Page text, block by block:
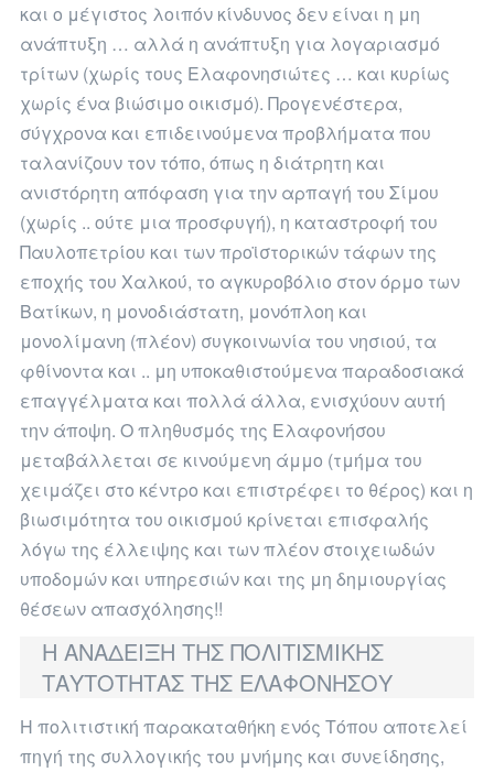
και ο μέγιστος λοιπόν κίνδυνος δεν είναι η μη
ανάπτυξη … αλλά η ανάπτυξη για λογαριασμό
τρίτων (χωρίς τους Ελαφονησιώτες … και κυρίως
χωρίς ένα βιώσιμο οικισμό). Προγενέστερα,
σύγχρονα και επιδεινούμενα προβλήματα που
ταλανίζουν τον τόπο, όπως η διάτρητη και
ανιστόρητη απόφαση για την αρπαγή του Σίμου
(χωρίς .. ούτε μια προσφυγή), η καταστροφή του
Παυλοπετρίου και των προϊστορικών τάφων της
εποχής του Χαλκού, το αγκυροβόλιο στον όρμο των
Βατίκων, η μονοδιάστατη, μονόπλοη και
μονολίμανη (πλέον) συγκοινωνία του νησιού, τα
φθίνοντα και .. μη υποκαθιστούμενα παραδοσιακά
επαγγέλματα και πολλά άλλα, ενισχύουν αυτή
την άποψη. Ο πληθυσμός της Ελαφονήσου
μεταβάλλεται σε κινούμενη άμμο (τμήμα του
χειμάζει στο κέντρο και επιστρέφει το θέρος) και η
βιωσιμότητα του οικισμού κρίνεται επισφαλής
λόγω της έλλειψης και των πλέον στοιχειωδών
υποδομών και υπηρεσιών και της μη δημιουργίας
θέσεων απασχόλησης!!
Η ΑΝΑΔΕΙΞΗ ΤΗΣ ΠΟΛΙΤΙΣΜΙΚΗΣ
ΤΑΥΤΟΤΗΤΑΣ ΤΗΣ ΕΛΑΦΟΝΗΣΟΥ
Η πολιτιστική παρακαταθήκη ενός Τόπου αποτελεί
πηγή της συλλογικής του μνήμης και συνείδησης,